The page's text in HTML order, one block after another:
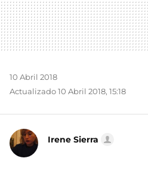
10 Abril 2018
Actualizado 10 Abril 2018, 15:18
Irene Sierra